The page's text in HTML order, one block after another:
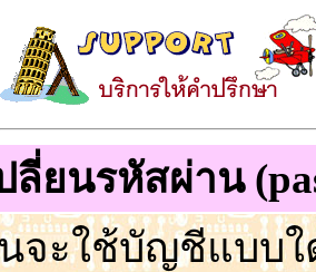
ลี่ยนรหัสผ่าน
จะใช้บัญชีแบบ